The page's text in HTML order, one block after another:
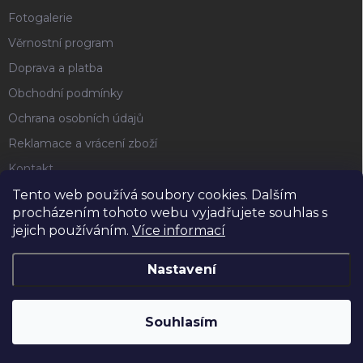
Tento web používá soubory cookies. Dalším
procházením tohoto webu vyjadřujete souhlas s
jejich používáním. Více informací
Nastavení
Souhlasím
Fotogalerie
Věrnostní program
Doprava a platba
Obchodní podmínky
Ochrana osobních údajů
Reklamace a vrácení zboží
Kontakt
FACEBOOK
Horse4u . Všechna práva vyhrazena.